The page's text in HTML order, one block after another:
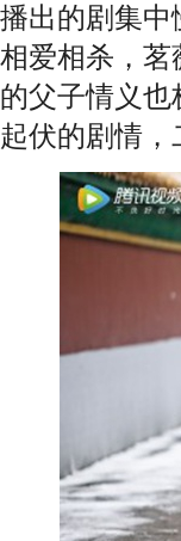
播出的剧集中
相爱相杀，茗
的父子情义
起伏的剧情